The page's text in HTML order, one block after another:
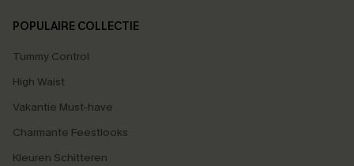
POPULAIRE COLLECTIE
Tummy Control
High Waist
Vakantie Must-have
Charmante Feestlooks
Kleuren Schitteren